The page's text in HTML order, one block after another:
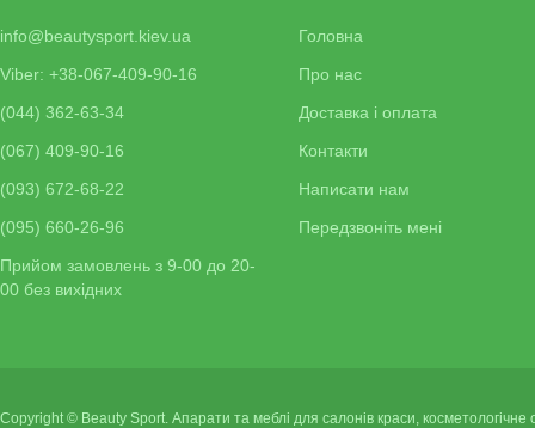
info@beautysport.kiev.ua
Viber: +38-067-409-90-16
(044) 362-63-34
(067) 409-90-16
(093) 672-68-22
(095) 660-26-96
Прийом замовлень з 9-00 до 20-
00 без вихідних
Головна
Про нас
Доставка і оплата
Контакти
Написати нам
Передзвоніть мені
Copyright © Beauty Sport. Апарати та меблі для салонів краси,